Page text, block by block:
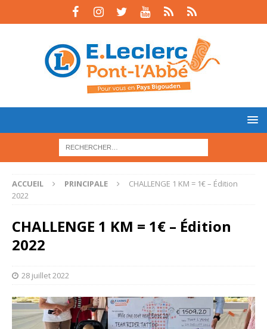
ACCUEIL PRINCIPALE
CHALLENGE 1 KM = 1€ – Édition
2022
CHALLENGE 1 KM = 1€ – Édition
2022
28 juillet 2022